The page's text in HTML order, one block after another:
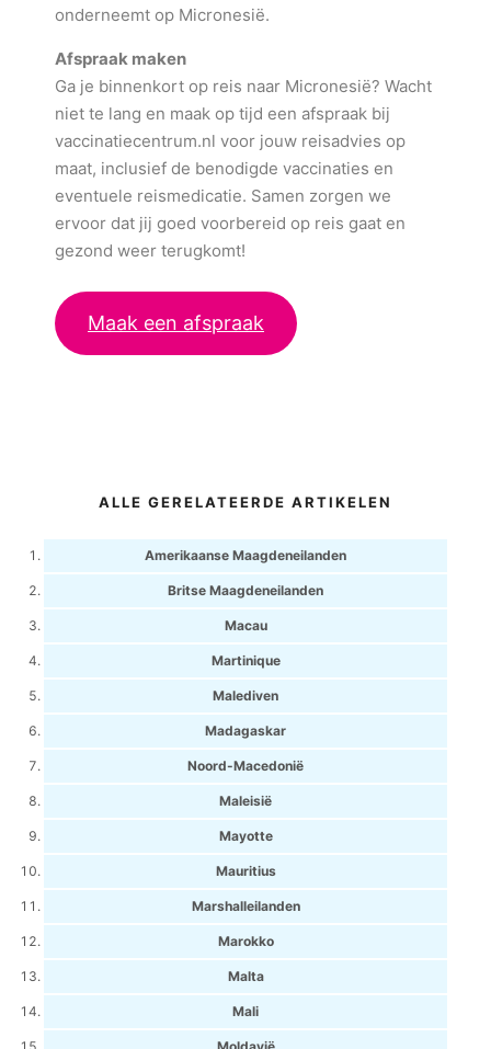
onderneemt op Micronesië.
Afspraak maken
Ga je binnenkort op reis naar Micronesië? Wacht
niet te lang en maak op tijd een afspraak bij
vaccinatiecentrum.nl voor jouw reisadvies op
maat, inclusief de benodigde vaccinaties en
eventuele reismedicatie. Samen zorgen we
ervoor dat jij goed voorbereid op reis gaat en
gezond weer terugkomt!
Maak een afspraak
ALLE GERELATEERDE ARTIKELEN
Amerikaanse Maagdeneilanden
Britse Maagdeneilanden
Macau
Martinique
Malediven
Madagaskar
Noord-Macedonië
Maleisië
Mayotte
Mauritius
Marshalleilanden
Marokko
Malta
Mali